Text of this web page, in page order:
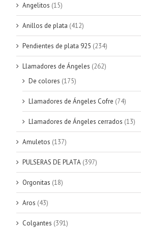
Angelitos (15)
Anillos de plata (412)
Pendientes de plata 925 (234)
Llamadores de Ángeles (262)
De colores (175)
Llamadores de Ángeles Cofre (74)
Llamadores de Ángeles cerrados (13)
Amuletos (137)
PULSERAS DE PLATA (397)
Orgonitas (18)
Aros (43)
Colgantes (391)